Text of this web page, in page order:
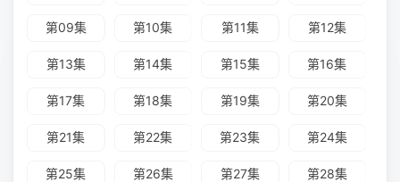
第09集 第10集 第11集 第12集
第13集 第14集 第15集 第16集
第17集 第18集 第19集 第20集
第21集 第22集 第23集 第24集
第25集 第26集 第27集 第28集